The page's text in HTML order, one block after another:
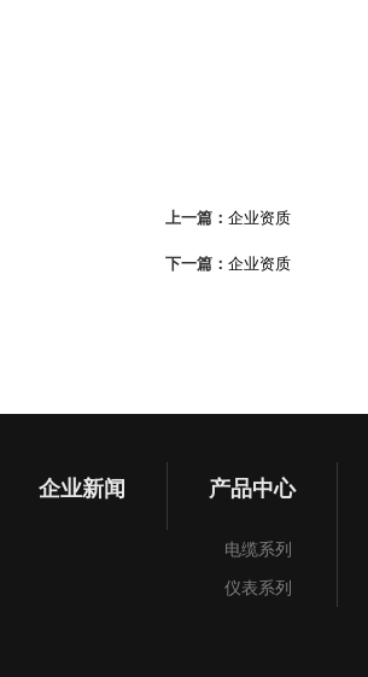
上一篇： 企业资质
下一篇： 企业资质
企业新闻 产品中心
电缆系列
仪表系列